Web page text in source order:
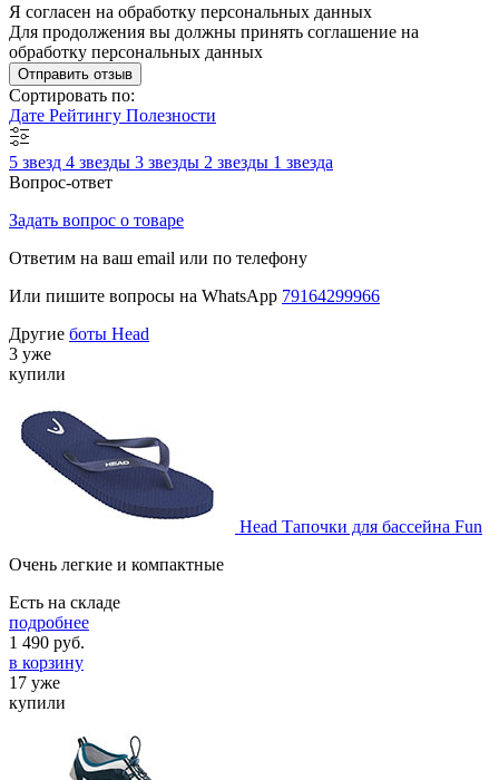
Я согласен на обработку персональных данных
Для продолжения вы должны принять соглашение на
обработку персональных данных
Отправить отзыв
Сортировать по:
Дате Рейтингу Полезности
5 звезд 4 звезды 3 звезды 2 звезды 1 звезда
Вопрос-ответ
Задать вопрос о товаре
Ответим на ваш email или по телефону
Или пишите вопросы на WhatsApp 79164299966
Другие боты Head
3 уже
купили
Head Тапочки для бассейна Fun
Очень легкие и компактные
Есть на складе
подробнее
1 490 руб.
в корзину
17 уже
купили